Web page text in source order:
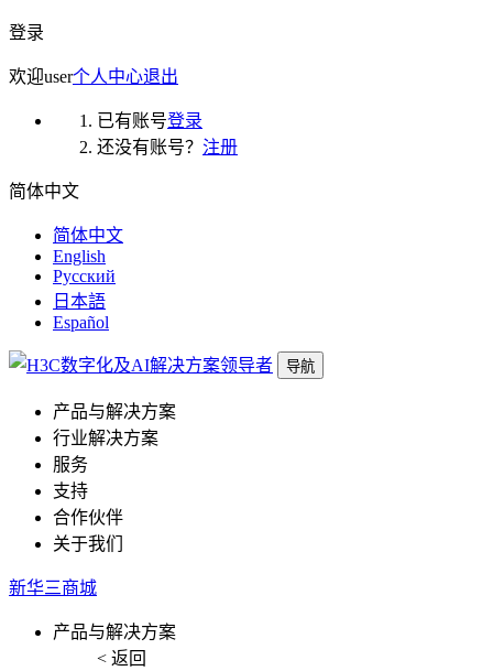
登录
欢迎user个人中心退出
已有账号登录
还没有账号？ 注册
简体中文
简体中文
English
Русский
日本語
Español
导航
产品与解决方案
行业解决方案
服务
支持
合作伙伴
关于我们
新华三商城
产品与解决方案
< 返回